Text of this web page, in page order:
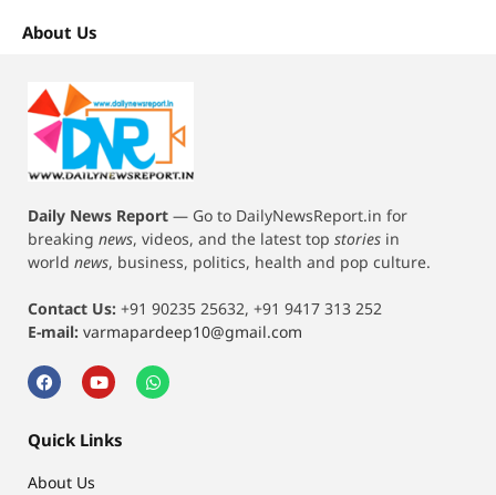
About Us
Daily News Report — Go to DailyNewsReport.in for
breaking news, videos, and the latest top stories in
world news, business, politics, health and pop culture.
Contact Us: +91 90235 25632, +91 9417 313 252
E-mail: varmapardeep10@gmail.com
Quick Links
About Us